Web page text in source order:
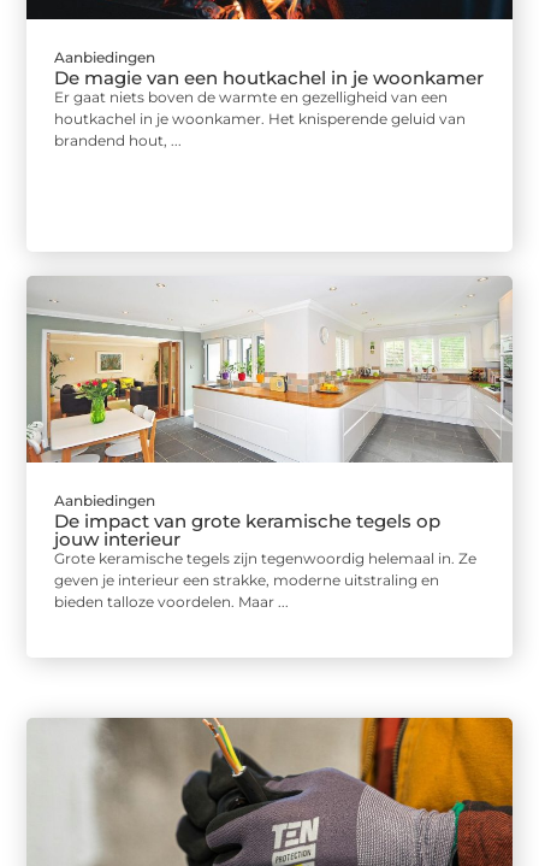
Aanbiedingen
De magie van een houtkachel in je woonkamer
Er gaat niets boven de warmte en gezelligheid van een
houtkachel in je woonkamer. Het knisperende geluid van
brandend hout, ...
Aanbiedingen
De impact van grote keramische tegels op
jouw interieur
Grote keramische tegels zijn tegenwoordig helemaal in. Ze
geven je interieur een strakke, moderne uitstraling en
bieden talloze voordelen. Maar ...